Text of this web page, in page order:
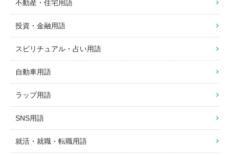
不動産・住宅用語
投資・金融用語
スピリチュアル・占い用語
自動車用語
ラップ用語
SNS用語
就活・就職・転職用語